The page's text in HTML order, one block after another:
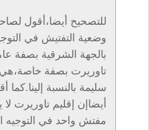
للتصحيح أيضا،أقول
وضعية التفتيش في
بالجهة الشرقية بصفة
تاوريرت بصفة
سليمة بالنسبة إلينا.كما
أيضاإن إقليم تاوريرت لا
مفتش واحد في التوجيه